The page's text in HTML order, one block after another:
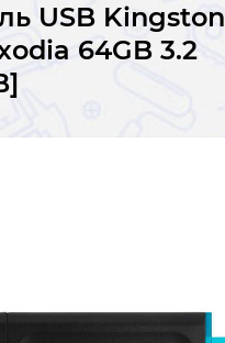
USB Kingston
64GB 3.2